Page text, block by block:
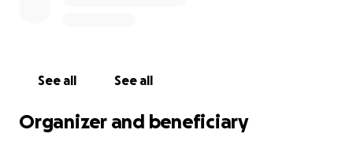
See all See all
Organizer and beneficiary